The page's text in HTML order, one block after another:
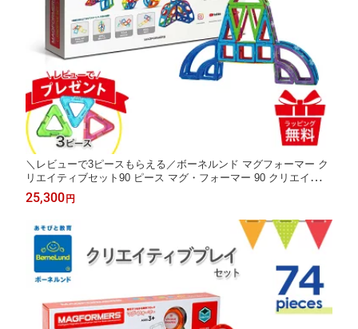
＼レビューで3ピースもらえる／ボーネルンド マグフォーマー ク
リエイティブセット90 ピース マグ・フォーマー 90 クリエイティ
ブ ｜マグネット マグネットおもちゃ ブロック 磁石 パズル 知育
玩具 誕生祝 ギフト クリスマス
25,300 円